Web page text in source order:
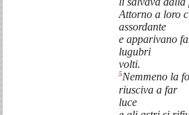
Attorno a loro
assordante
e apparivano
lugubri
volti.
5Nemmeno la
riusciva a far
luce